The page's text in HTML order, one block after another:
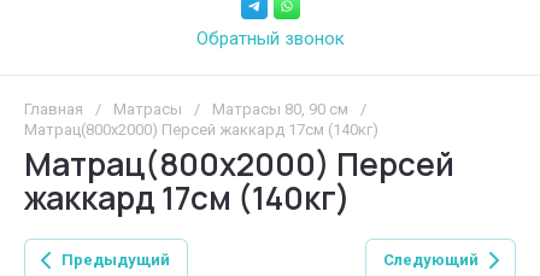
Обратный звонок
Главная / Матрасы / Матрасы 80, 90 см
/
Матрац(800х2000) Персей жаккард 17см (140кг)
Матрац(800х2000) Персей
жаккард 17см (140кг)
Предыдущий Следующий